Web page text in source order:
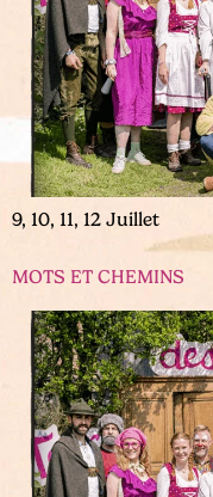
9, 10, 11, 12 Juillet
MOTS ET CHEMINS